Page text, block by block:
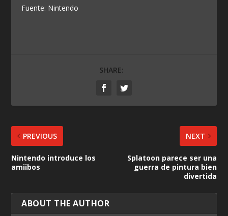
Fuente: Nintendo
SHARE:
PREVIOUS
Nintendo introduce los
amiibos
NEXT
Splatoon parece ser una
guerra de pintura bien
divertida
ABOUT THE AUTHOR